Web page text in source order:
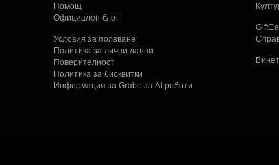
Помощ
Официален блог
Условия за ползване
Политика за лични данни
Поверителност
Политика за бисквитки
Информация за Grabo за AI роботи